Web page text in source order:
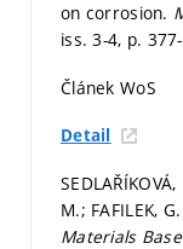
on corrosion.
iss. 3-4, p.
Článek WoS
Detail
M.; FAFILEK, G.
Materials